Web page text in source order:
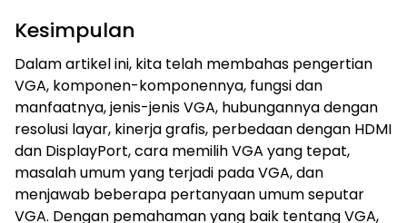
Kesimpulan
Dalam artikel ini, kita telah membahas pengertian
VGA, komponen-komponennya, fungsi dan
manfaatnya, jenis-jenis VGA, hubungannya dengan
resolusi layar, kinerja grafis, perbedaan dengan HDMI
dan DisplayPort, cara memilih VGA yang tepat,
masalah umum yang terjadi pada VGA, dan
menjawab beberapa pertanyaan umum seputar
VGA. Dengan pemahaman yang baik tentang VGA,